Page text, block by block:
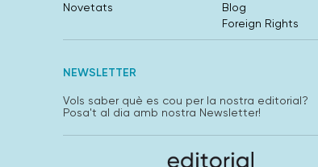
Novetats
Blog
Foreign Rights
NEWSLETTER
Vols saber què es cou per la nostra editorial?
Posa't al dia amb nostra Newsletter!